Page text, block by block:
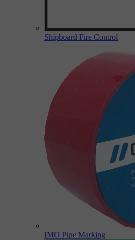
Shipboard Fire Control
IMO Pipe Marking